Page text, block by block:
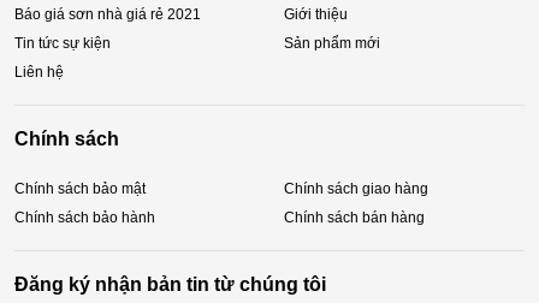
Báo giá sơn nhà giá rẻ 2021
Giới thiệu
Tin tức sự kiện
Sản phẩm mới
Liên hệ
Chính sách
Chính sách bảo mật
Chính sách giao hàng
Chính sách bảo hành
Chính sách bán hàng
Đăng ký nhận bản tin từ chúng tôi